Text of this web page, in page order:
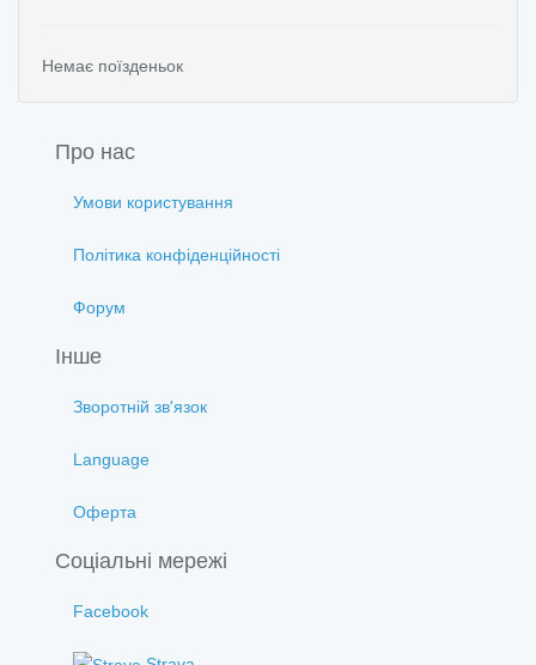
Немає поїзденьок
Про нас
Умови користування
Політика конфіденційності
Форум
Інше
Зворотній зв'язок
Language
Оферта
Соціальні мережі
Facebook